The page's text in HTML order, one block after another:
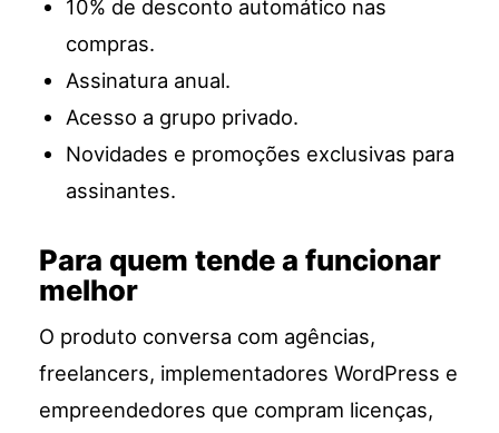
10% de desconto automático nas
compras.
Assinatura anual.
Acesso a grupo privado.
Novidades e promoções exclusivas para
assinantes.
Para quem tende a funcionar
melhor
O produto conversa com agências,
freelancers, implementadores WordPress e
empreendedores que compram licenças,